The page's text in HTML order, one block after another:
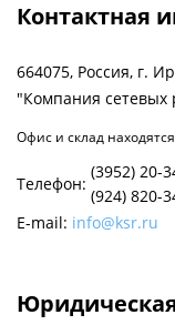
Контактная
664075, Россия, г.
"Компания
Офис и склад
Телефон:
(3952) 20-
(924) 820-
E-mail: info@ksr.ru